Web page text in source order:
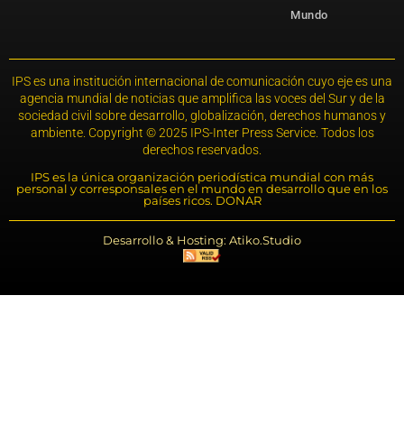
Mundo
IPS es una institución internacional de comunicación cuyo eje es una
agencia mundial de noticias que amplifica las voces del Sur y de la
sociedad civil sobre desarrollo, globalización, derechos humanos y
ambiente. Copyright © 2025 IPS-Inter Press Service. Todos los
derechos reservados.
IPS es la única organización periodística mundial con más
personal y corresponsales en el mundo en desarrollo que en los
países ricos. DONAR
Desarrollo & Hosting: Atiko.Studio